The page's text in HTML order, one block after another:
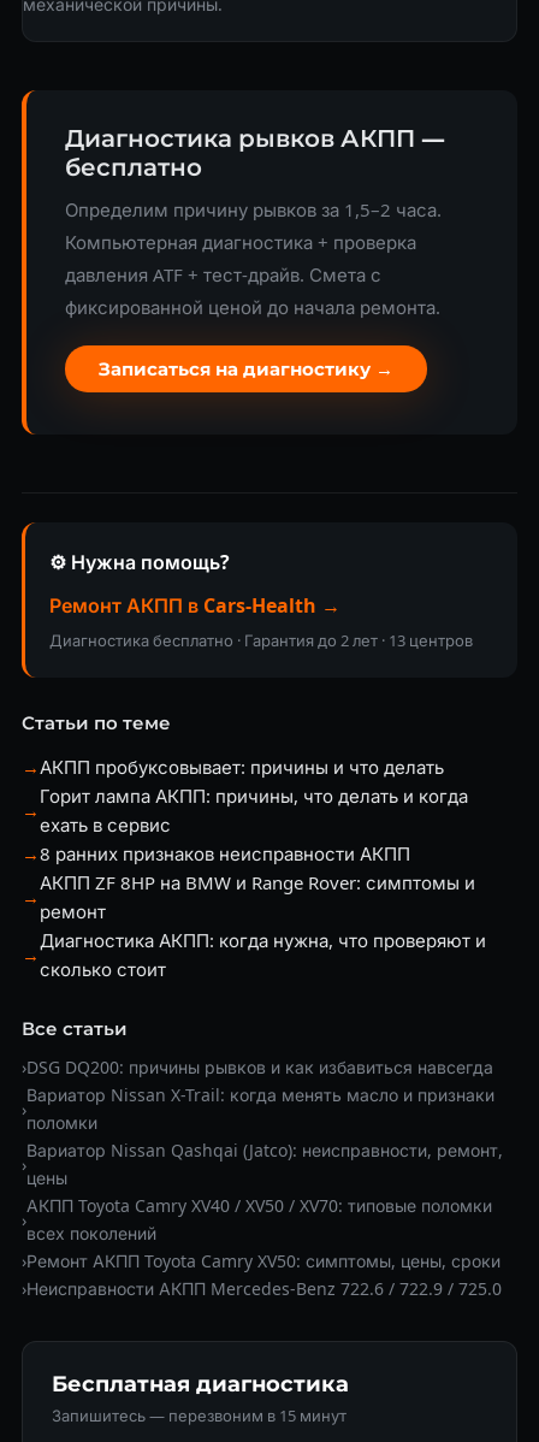
Диагностика рывков АКПП —
бесплатно
Определим причину рывков за 1,5–2 часа.
Компьютерная диагностика + проверка
давления ATF + тест-драйв. Смета с
фиксированной ценой до начала ремонта.
Записаться на диагностику →
⚙️ Нужна помощь?
Ремонт АКПП в Cars-Health →
Диагностика бесплатно · Гарантия до 2 лет · 13 центров
Статьи по теме
→АКПП пробуксовывает: причины и что делать
→
Горит лампа АКПП: причины, что делать и когда
ехать в сервис
→8 ранних признаков неисправности АКПП
→
АКПП ZF 8HP на BMW и Range Rover: симптомы и
ремонт
→
Диагностика АКПП: когда нужна, что проверяют и
сколько стоит
Все статьи
›DSG DQ200: причины рывков и как избавиться навсегда
›
Вариатор Nissan X-Trail: когда менять масло и признаки
поломки
›
Вариатор Nissan Qashqai (Jatco): неисправности, ремонт,
цены
›
АКПП Toyota Camry XV40 / XV50 / XV70: типовые поломки
всех поколений
›Ремонт АКПП Toyota Camry XV50: симптомы, цены, сроки
›Неисправности АКПП Mercedes-Benz 722.6 / 722.9 / 725.0
Бесплатная диагностика
Запишитесь — перезвоним в 15 минут